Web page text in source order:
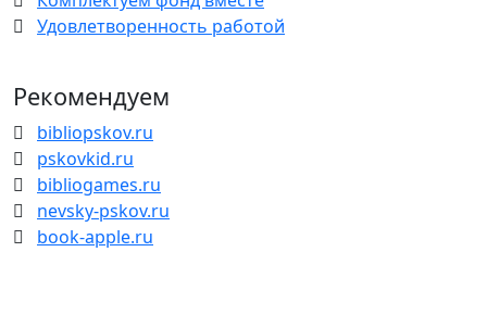
Удовлетворенность работой
Рекомендуем
bibliopskov.ru
pskovkid.ru
bibliogames.ru
nevsky-pskov.ru
book-apple.ru